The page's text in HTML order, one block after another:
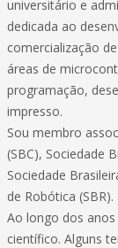
universitário e
dedicada ao
comercialização
áreas de
programação,
impresso.
Sou membro
(SBC), Sociedade
Sociedade
de Robótica (SBR).
Ao longo dos
científico. Alguns